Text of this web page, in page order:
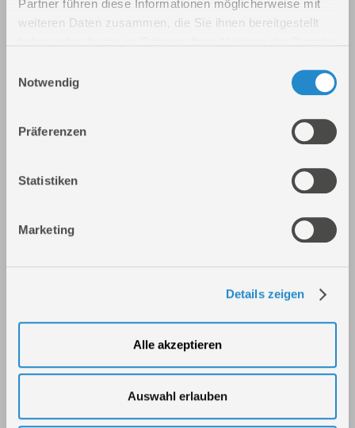
Partner führen diese Informationen möglicherweise mit
weiteren Daten zusammen, die Sie ihnen bereitgestellt
Notwendig
Präferenzen
Statistiken
Marketing
Details zeigen
Alle akzeptieren
Auswahl erlauben
Art.-Nr.: 50159
Kompressor 635/10/90 PRO